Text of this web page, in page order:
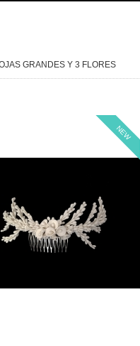
GRANDES Y 3 FLORES
NEW